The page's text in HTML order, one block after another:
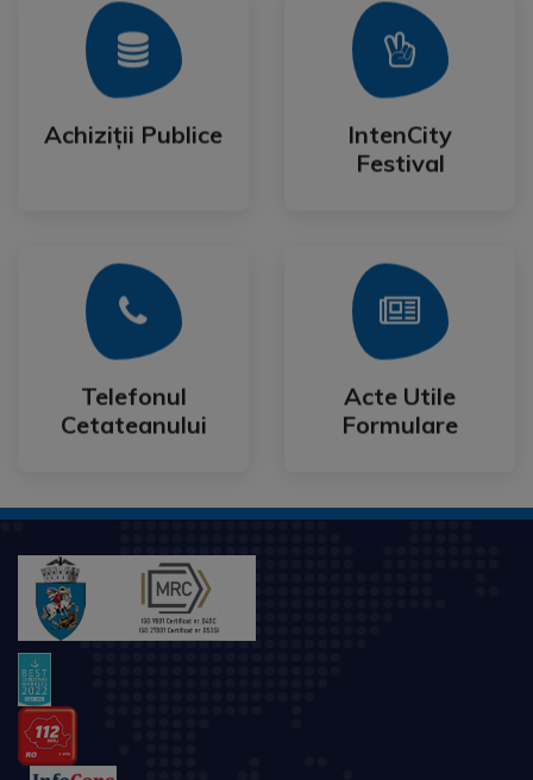
Achiziții Publice
Achiziții Publice
Mai Mult
IntenCity
Festival
IntenCity
Festival
Mai Mult
Telefonul
Cetateanului
Telefonul
Cetateanului
Mai Mult
Acte Utile
Formulare
Acte Utile
Formulare
Mai Mult